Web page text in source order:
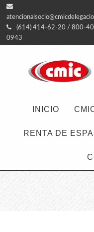
(614) 414-62-20 / 800-
0943
INICIO
RENTA DE